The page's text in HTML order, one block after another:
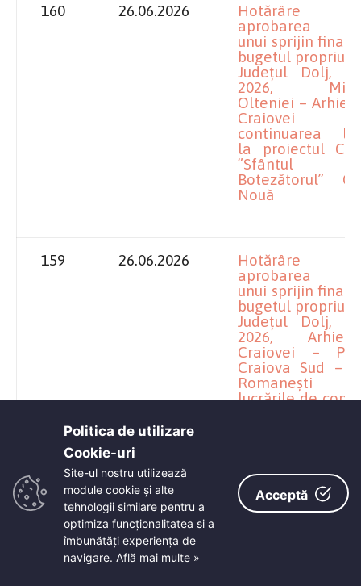
160 26.06.2026
Hotărâre
aprobarea
unui sprijin
bugetul propriu
Județul Dolj,
2026,
Olteniei –
Craiovei
continuarea
la proiectul
”Sfântul
Botezătorul”
Nouă
159 26.06.2026
Hotărâre
aprobarea
unui sprijin
bugetul propriu
Județul Dolj,
2026,
Craiovei –
Craiova Sud –
Romanești
lucrările de
158 26.06.2026
Hotărâre
Politica de utilizare
Cookie-uri‎
Site-ul nostru utilizează
module cookie și alte
tehnologii similare pentru a
optimiza funcţionalitatea si a
îmbunătăţi experienţa de
navigare. Află mai multe »
Acceptă